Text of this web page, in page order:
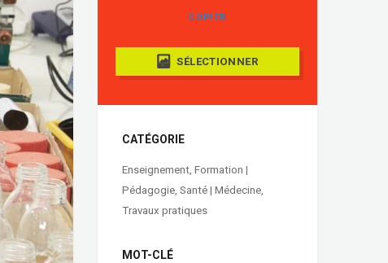
COPIER
SÉLECTIONNER
CATÉGORIE
Enseignement, Formation |
Pédagogie, Santé | Médecine,
Travaux pratiques
MOT-CLÉ